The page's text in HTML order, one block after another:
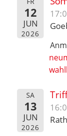
12
JUN
2026
SA
13
JUN
2026